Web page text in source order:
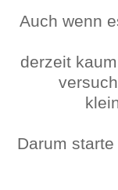
Auch wenn
derzeit
Darum